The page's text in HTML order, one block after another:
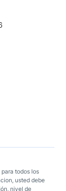
todos los
usted debe
nivel de